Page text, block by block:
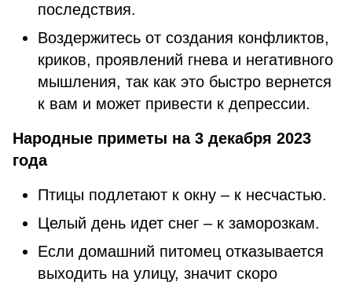
последствия.
Воздержитесь от создания конфликтов,
криков, проявлений гнева и негативного
мышления, так как это быстро вернется
к вам и может привести к депрессии.
Народные приметы на 3 декабря 2023
года
Птицы подлетают к окну – к несчастью.
Целый день идет снег – к заморозкам.
Если домашний питомец отказывается
выходить на улицу, значит скоро